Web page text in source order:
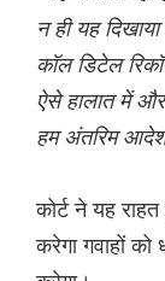
न ही यह
कॉल डिटेल
ऐसे हालात में और
हम अंतरिम
कोर्ट ने यह
करेगा गवाहों